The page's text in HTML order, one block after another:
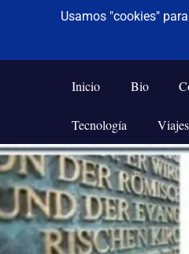
Saltar
al
contenido
De todo un
Frases,
Humor,
Tecnología
y
Viajes
Inicio Bio
Tecnología Viajes